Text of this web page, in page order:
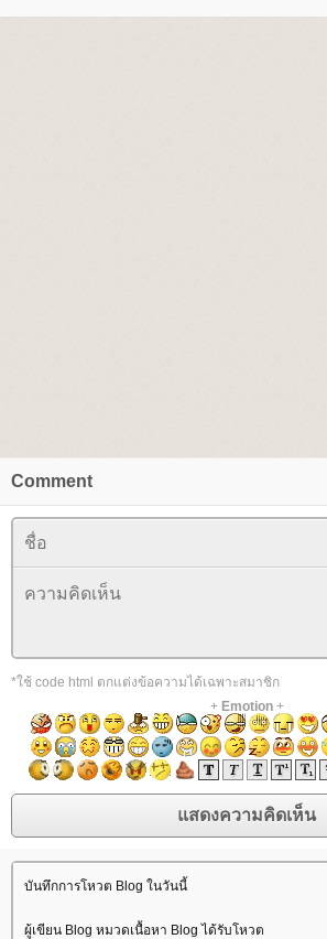
Comment
*ใช้ code html ตกแต่งข้อความได้เฉพาะสมาชิก
+ Emotion+
บันทึกการโหวต Blog ในวันนี้
ผู้เขียน Blog หมวดเนื้อหา Blog ได้รับโหวต